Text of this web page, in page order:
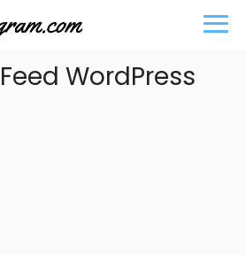
WordPress